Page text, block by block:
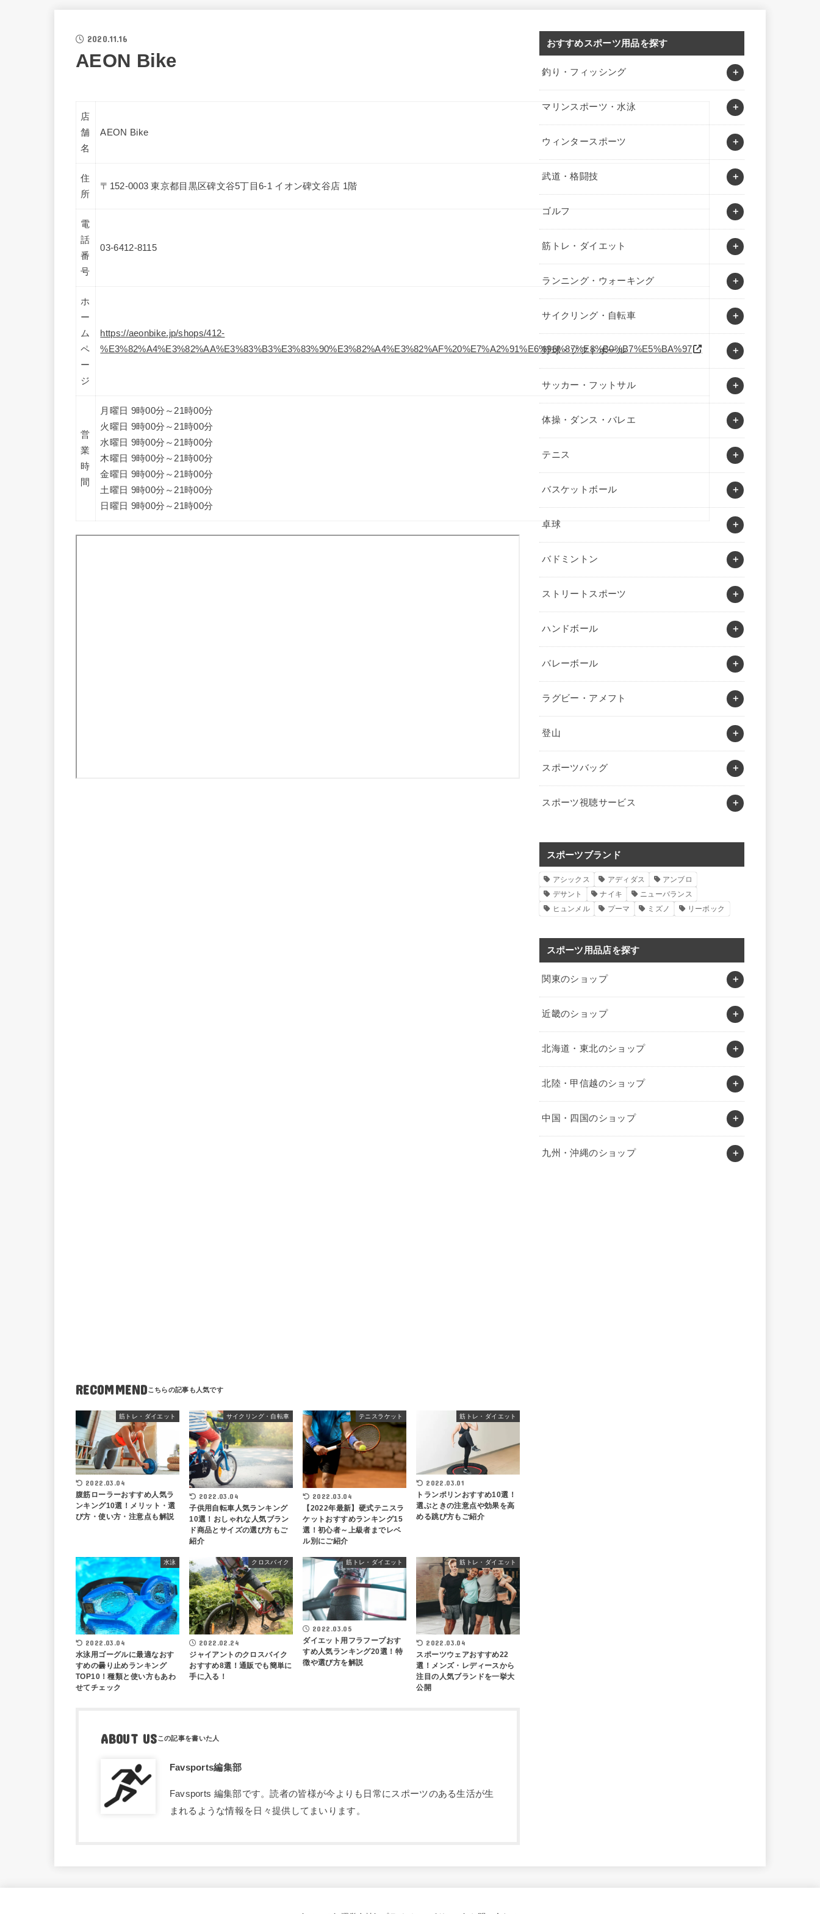
2020.11.16
AEON Bike
店
舗
名
AEON Bike
住
所
〒152-0003 東京都目黒区碑文谷5丁目6-1 イオン碑文谷店 1階
電
話
番
号
03-6412-8115
ホ
ー
ム
ペ
ー
ジ
https://aeonbike.jp/shops/412-
%E3%82%A4%E3%82%AA%E3%83%B3%E3%83%90%E3%82%A4%E3%82%AF%20%E7%A2%91%E6%96%87%E8%B0%B7%E5%BA%97
営
業
時
間
月曜日 9時00分～21時00分
火曜日 9時00分～21時00分
水曜日 9時00分～21時00分
木曜日 9時00分～21時00分
金曜日 9時00分～21時00分
土曜日 9時00分～21時00分
日曜日 9時00分～21時00分
RECOMMEND
筋トレ・ダイエット
2022.03.04
腹筋ローラーおすすめ人気ラ
ンキング10選！メリット・選
び方・使い方・注意点も解説
サイクリング・自転車
2022.03.04
子供用自転車人気ランキング
10選！おしゃれな人気ブラン
ド商品とサイズの選び方もご
紹介
テニスラケット
2022.03.04
【2022年最新】硬式テニスラ
ケットおすすめランキング15
選！初心者～上級者までレベ
ル別にご紹介
筋トレ・ダイエット
2022.03.01
トランポリンおすすめ10選！
選ぶときの注意点や効果を高
める跳び方もご紹介
水泳
2022.03.04
水泳用ゴーグルに最適なおす
すめの曇り止めランキング
TOP10！種類と使い方もあわ
せてチェック
クロスバイク
2022.02.24
ジャイアントのクロスバイク
おすすめ8選！通販でも簡単に
手に入る！
筋トレ・ダイエット
2022.03.05
ダイエット用フラフープおす
すめ人気ランキング20選！特
徴や選び方を解説
筋トレ・ダイエット
2022.03.04
スポーツウェアおすすめ22
選！メンズ・レディースから
注目の人気ブランドを一挙大
公開
ABOUT US
Favsports編集部
Favsports 編集部です。読者の皆様が今よりも日常にスポーツのある生活が生
まれるような情報を日々提供してまいります。
おすすめスポーツ用品を探す
釣り・フィッシング
マリンスポーツ・水泳
ウィンタースポーツ
武道・格闘技
ゴルフ
筋トレ・ダイエット
ランニング・ウォーキング
サイクリング・自転車
野球・ソフトボール
サッカー・フットサル
体操・ダンス・バレエ
テニス
バスケットボール
卓球
バドミントン
ストリートスポーツ
ハンドボール
バレーボール
ラグビー・アメフト
登山
スポーツバッグ
スポーツ視聴サービス
スポーツブランド
アシックス アディダス
アンブロ
デサント
ナイキ
ニューバランス
ヒュンメル
プーマ ミズノ リーボック
スポーツ用品店を探す
関東のショップ
近畿のショップ
北海道・東北のショップ
北陸・甲信越のショップ
中国・四国のショップ
九州・沖縄のショップ